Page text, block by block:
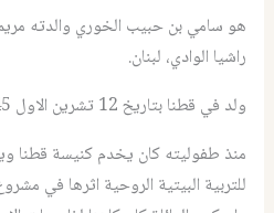
هو سامي بن حبيب الخوري والدته
راشيا الوادي، لبنان.
ولد في قطنا بتاريخ 12 تشرين الاول 1945
منذ طفوليته كان يخدم كنيسة قطنا
للتربية البيتية الروحية اثرها في